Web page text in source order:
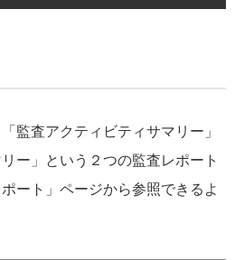
監査アクティビティサマリー」
ー」という２つの監査レポート
ート」ページから参照できるよ